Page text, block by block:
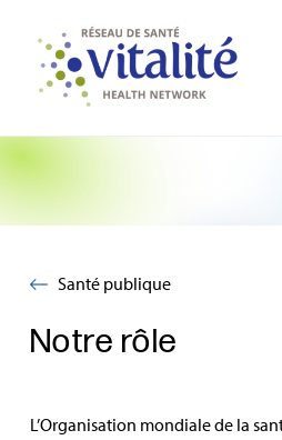
Santé publique
Notre rôle
L’Organisation mondiale de la